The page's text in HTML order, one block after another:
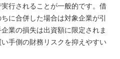
行されることが一般的です。借
に合併した場合は対象企業が引
業の損失は出資額に限定されま
手側の財務リスクを抑えやすい